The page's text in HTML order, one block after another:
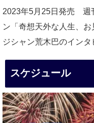
2023年5月25日発売 週
ン「奇想天外な人生、
ジシャン荒木巴のインタ
スケジュール